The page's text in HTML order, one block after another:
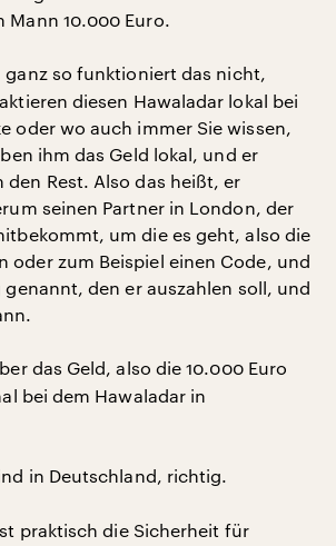
Mann 10.000 Euro.
ganz so funktioniert das nicht,
diesen Hawaladar lokal bei
oder wo auch immer Sie wissen,
ihm das Geld lokal, und er
Rest. Also das heißt, er
seinen Partner in London, der
um die es geht, also die
oder zum Beispiel einen Code, und
genannt, den er auszahlen soll, und
das Geld, also die 10.000 Euro
bei dem Hawaladar in
in Deutschland, richtig.
praktisch die Sicherheit für